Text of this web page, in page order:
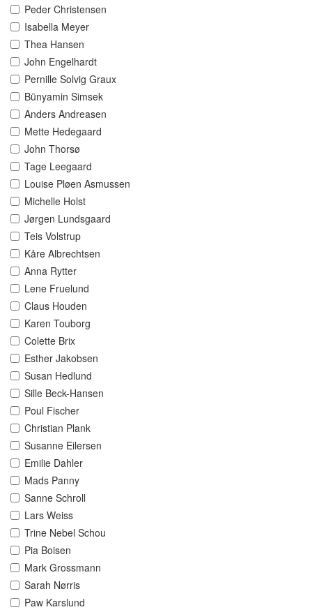
Peder Christensen
Isabella Meyer
Thea Hansen
John Engelhardt
Pernille Solvig Graux
Bünyamin Simsek
Anders Andreasen
Mette Hedegaard
John Thorsø
Tage Leegaard
Louise Pløen Asmussen
Michelle Holst
Jørgen Lundsgaard
Teis Volstrup
Kåre Albrechtsen
Anna Rytter
Lene Fruelund
Claus Houden
Karen Touborg
Colette Brix
Esther Jakobsen
Susan Hedlund
Sille Beck-Hansen
Poul Fischer
Christian Plank
Susanne Eilersen
Emilie Dahler
Mads Panny
Sanne Schroll
Lars Weiss
Trine Nebel Schou
Pia Boisen
Mark Grossmann
Sarah Nørris
Paw Karslund